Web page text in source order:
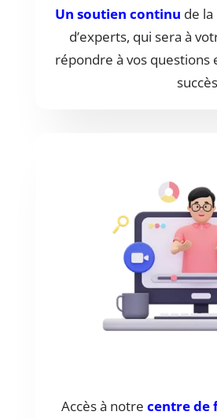
Un soutien continu de
d’experts, qui sera à
répondre à vos questions
Accès à notre centre de